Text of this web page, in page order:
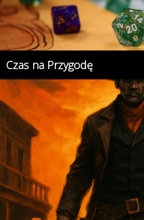
Przejdź
do
treści
Czas na Przygodę